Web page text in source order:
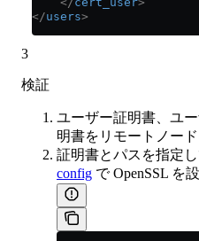
</users>
3
検証
ユーザー証明書、ユ
明書をリモートノー
証明書とパスを指定
config で OpenSSL を